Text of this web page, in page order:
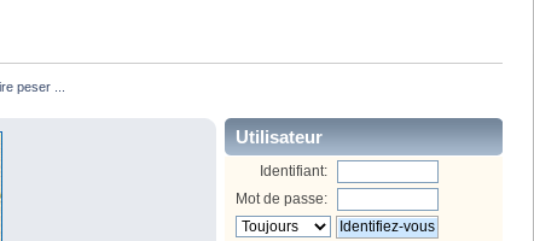
peser ...
Utilisateur
Identifiant:
Mot de passe: